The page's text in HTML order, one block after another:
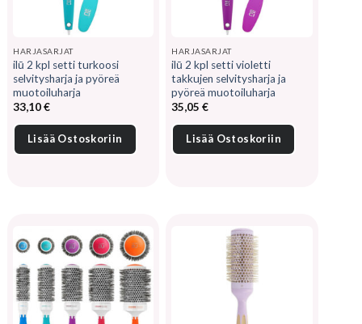
HARJASARJAT
ilū 2 kpl setti turkoosi
selvitysharja ja pyöreä
muotoiluharja
33,10€
Lisää Ostoskoriin
HARJASARJAT
ilū 2 kpl setti violetti
takkujen selvitysharja ja
pyöreä muotoiluharja
35,05€
Lisää Ostoskoriin